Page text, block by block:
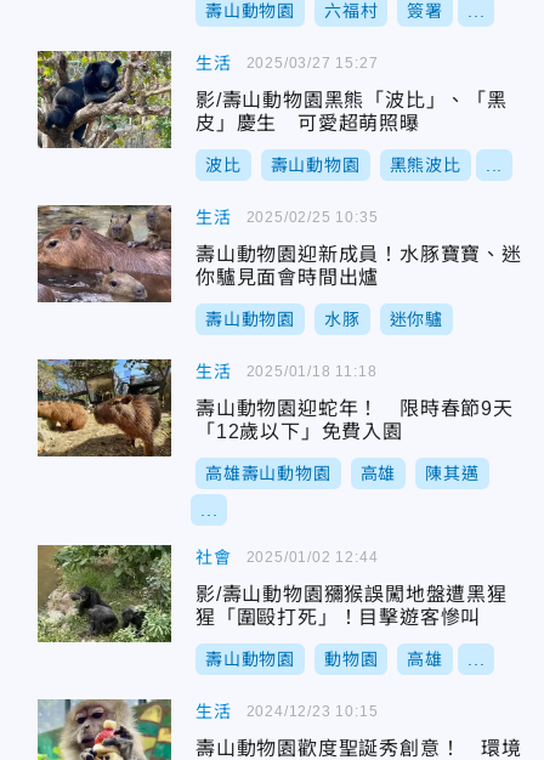
壽山動物園 六福村 簽署
生活
影/壽山動物園黑熊「波比」、「黑
皮」慶生 可愛超萌照曝
波比 壽山動物園 黑熊波比
2025/03/27 15:27
生活
壽山動物園迎新成員！水豚寶寶、迷
你驢見面會時間出爐
壽山動物園 水豚 迷你驢
2025/02/25 10:35
生活
壽山動物園迎蛇年！ 限時春節9天
「12歲以下」免費入園
高雄壽山動物園 高雄 陳其邁
2025/01/18 11:18
社會
影/壽山動物園獼猴誤闖地盤遭黑猩
猩「圍毆打死」！目擊遊客慘叫
壽山動物園 動物園 高雄
2025/01/02 12:44
生活
壽山動物園歡度聖誕秀創意！ 環境
2024/12/23 10:15